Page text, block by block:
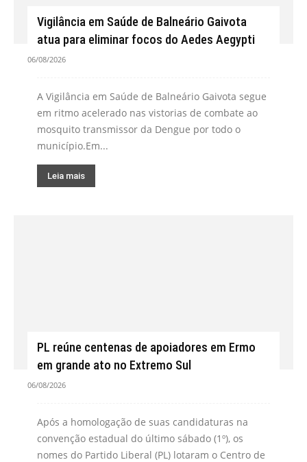
Vigilância em Saúde de Balneário Gaivota
atua para eliminar focos do Aedes Aegypti
06/08/2026
A Vigilância em Saúde de Balneário Gaivota segue
em ritmo acelerado nas vistorias de combate ao
mosquito transmissor da Dengue por todo o
município.Em...
Leia mais
PL reúne centenas de apoiadores em Ermo
em grande ato no Extremo Sul
06/08/2026
Após a homologação de suas candidaturas na
convenção estadual do último sábado (1º), os
nomes do Partido Liberal (PL) lotaram o Centro de